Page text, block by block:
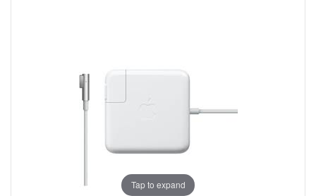
Tap to expand